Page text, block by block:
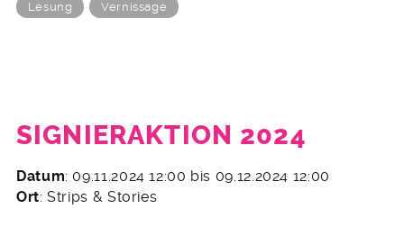
Lesung Vernissage
SIGNIERAKTION 2024
2.
November
Datum: 09.11.2024 12:00 bis 09.12.2024 12:00
Ort: Strips & Stories